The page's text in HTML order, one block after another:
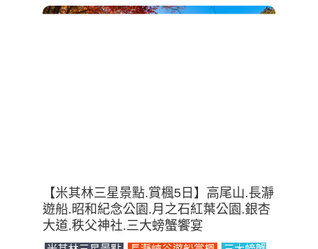
【米其林三星景點.賞楓5日】高尾山.長瀞
遊船.昭和紀念公園.月之石紅葉公園.銀杏
大道.秩父神社.三大螃蟹饗宴